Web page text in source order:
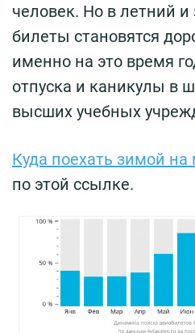
человек. Но в летний
билеты становятся
именно на это время
отпуска и каникулы в
высших учебных
Куда поехать зимой на
по этой ссылке.